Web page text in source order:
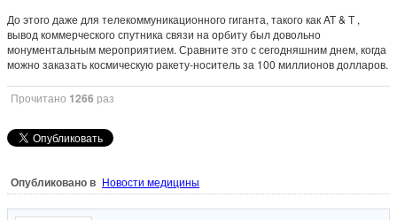
До этого даже для телекоммуникационного гиганта, такого как AT & T ,
вывод коммерческого спутника связи на орбиту был довольно
монументальным мероприятием. Сравните это с сегодняшним днем, когда
можно заказать космическую ракету-носитель за 100 миллионов долларов.
Прочитано 1266 раз
Опубликовано в Новости медицины